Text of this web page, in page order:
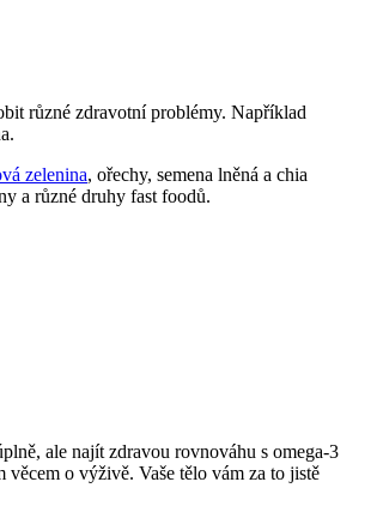
různé zdravotní problémy. Například
zelenina, ořechy, semena lněná a chia
a různé druhy fast foodů.
ale najít zdravou rovnováhu s omega-3
o výživě. Vaše tělo vám za to jistě